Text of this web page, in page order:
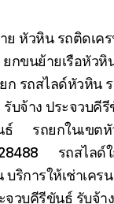
ย หัวหิน รถติดเค
ยกขนย้ายเรือหัวหิ
ก รถสไลด์หัวหิน
รับจ้าง ประจวบคี
ธ์
รถยกในเขต
รถสไลด์
บริการให้เช่าเค
จวบคีรีขันธ์ รับจ้